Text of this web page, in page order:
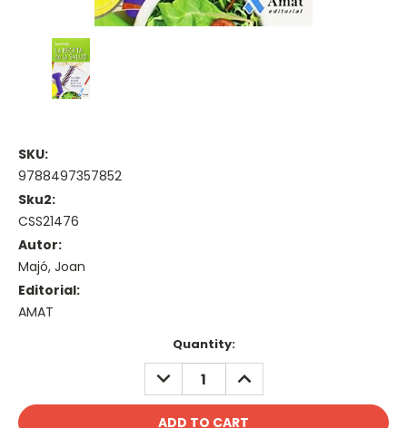
SKU:
9788497357852
Sku2:
CSS21476
Autor:
Majó, Joan
Editorial:
AMAT
Quantity:
DECREASE
QUANTITY:
INCREASE
QUANTITY: